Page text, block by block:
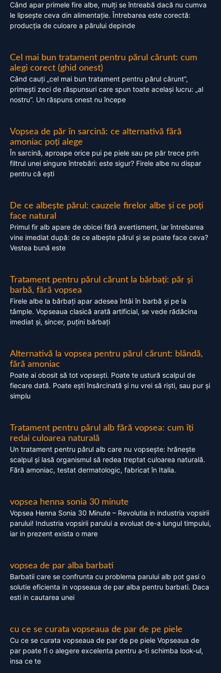
Când apar primele fire albe, mulți se întreabă dacă nu cumva
le lipsește ceva din alimentație. Întrebarea este corectă:
producția de culoare a părului depinde
Cel mai bun tratament pentru părul cărunt: cum
alegi corect (ghid onest)
Când cauți „cel mai bun tratament pentru părul cărunt”,
primești zeci de răspunsuri care spun toate același lucru: „al
nostru”. Un răspuns onest nu începe
Vopsea de păr în sarcină: ce alternativă fără
amoniac poți alege
În sarcină, aproape orice pui pe piele sau pe păr trece prin
filtrul unei singure întrebări: este sigur? Firele albe nu dispar
pentru că ești
De ce albește părul: cauzele firelor albe și ce poți
face natural
Primul fir alb apare de obicei fără avertisment, iar întrebarea
vine imediat după: de ce albește părul și se poate face ceva?
Vestea bună este
Tratament pentru părul cărunt la bărbați: păr și
barbă, fără vopsea
Firele albe la bărbați apar adesea întâi în barbă și pe la
tâmple. Vopseaua clasică arată artificial, se vede rădăcina
imediat și, sincer, puțini bărbați
Alternativă la vopsea pentru părul cărunt: blândă,
fără amoniac
Poate ai obosit să tot vopsești. Poate te ustură scalpul de
fiecare dată. Poate ești însărcinată și nu vrei să riști, sau pur și
simplu
Tratament pentru părul alb fără vopsea: cum îți
redai culoarea naturală
Un tratament pentru părul alb care nu vopsește: hrănește
scalpul și lasă organismul să redea treptat culoarea naturală.
Fără amoniac, testat dermatologic, fabricat în Italia.
vopsea henna sonia 30 minute
Vopsea Henna Sonia 30 Minute – Revolutia in industria vopsirii
parului! Industria vopsirii parului a evoluat de-a lungul timpului,
iar in prezent exista o mare
vopsea de par alba barbati
Barbatii care se confrunta cu problema parului alb pot gasi o
solutie eficienta in vopseaua de par alba pentru barbati. Daca
esti in cautarea unei
cu ce se curata vopseaua de par de pe piele
Cu ce se curata vopseaua de par de pe piele Vopseaua de
par poate fi o alegere excelenta pentru a-ti schimba look-ul,
insa ce te